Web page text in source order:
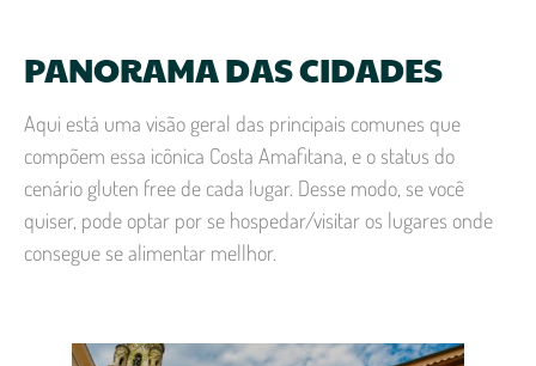
PANORAMA DAS CIDADES
Aqui está uma visão geral das principais comunes que
compõem essa icônica Costa Amafitana, e o status do
cenário gluten free de cada lugar. Desse modo, se você
quiser, pode optar por se hospedar/visitar os lugares onde
consegue se alimentar mellhor.